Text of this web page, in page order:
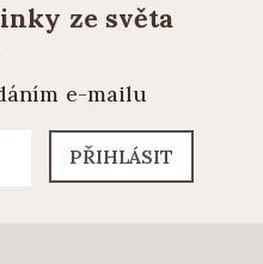
ze světa
e-mailu
PŘIHLÁSIT